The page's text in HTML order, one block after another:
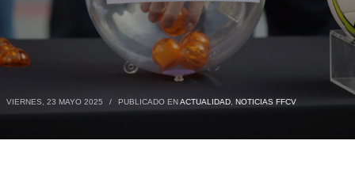
VIERNES, 23 MAYO 2025 / PUBLICADO ENACTUALIDAD, NOTICIAS FFCV